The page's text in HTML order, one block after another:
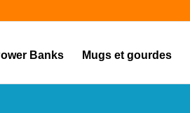
Banks Mugs et gourdes